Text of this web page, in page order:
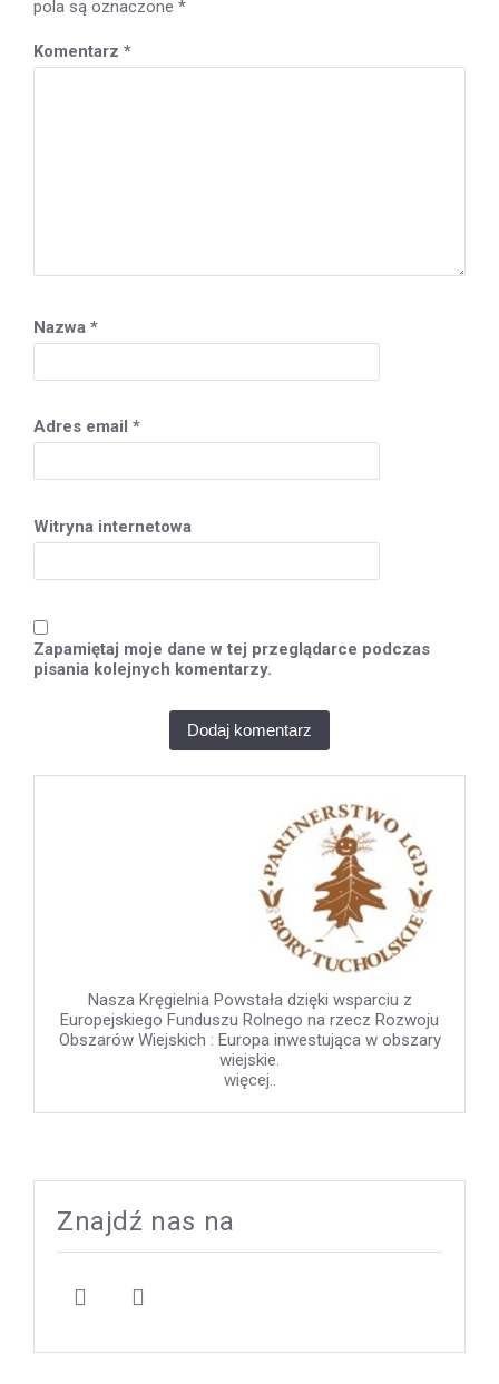
pola są oznaczone *
Komentarz *
Nazwa *
Adres email *
Witryna internetowa
Zapamiętaj moje dane w tej przeglądarce podczas
pisania kolejnych komentarzy.
Nasza Kręgielnia Powstała dzięki wsparciu z
Europejskiego Funduszu Rolnego na rzecz Rozwoju
Obszarów Wiejskich : Europa inwestująca w obszary
wiejskie.
więcej..
Znajdź nas na